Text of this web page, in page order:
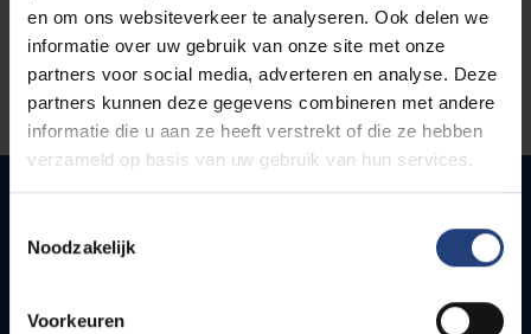
en om ons websiteverkeer te analyseren. Ook delen we
informatie over uw gebruik van onze site met onze
partners voor social media, adverteren en analyse. Deze
partners kunnen deze gegevens combineren met andere
informatie die u aan ze heeft verstrekt of die ze hebben
verzameld op basis van uw gebruik van hun services.
Noodzakelijk
Voorkeuren
Quick links